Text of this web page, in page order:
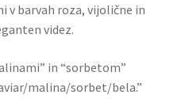
v barvah roza, vijolične in
videz.
in “sorbetom”
malina/sorbet/bela.”